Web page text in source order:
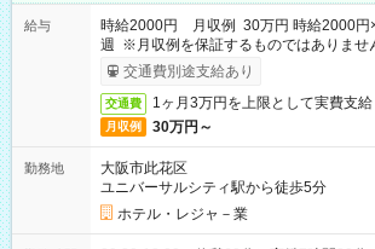
給与
時給2000円 月収例 30万円 時給2000円
週 ※月収例を保証するものではありませ
交通費別途支給あり
交通費 1ヶ月3万円を上限として実費支給
月収例 30万円～
勤務地
大阪市此花区
ユニバーサルシティ駅から徒歩5分
ホテル・レジャ－業